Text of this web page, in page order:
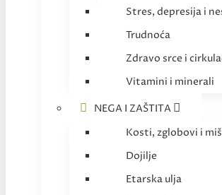
Stres, depresija i
Trudnoća
Zdravo srce i
Vitamini i minerali
NEGA I ZAŠTITA
Kosti, zglobovi i
Dojilje
Etarska ulja